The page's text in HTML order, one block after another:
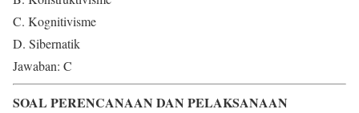
C. Kognitivisme
D. Sibernatik
Jawaban: C
SOAL PERENCANAAN DAN PELAKSANAAN